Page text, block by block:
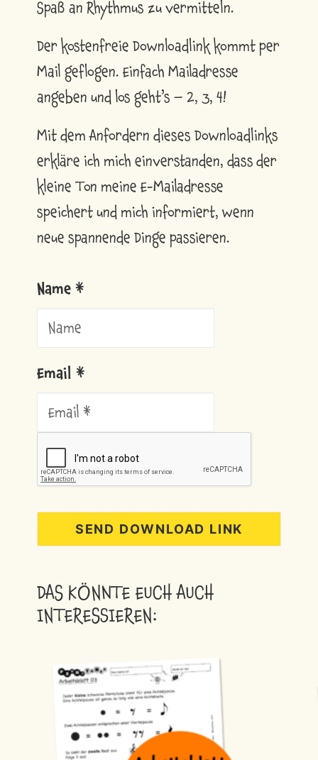
Spaß an Rhythmus zu vermitteln.
Der kostenfreie Downloadlink kommt per
Mail geflogen. Einfach Mailadresse
angeben und los geht’s – 2, 3, 4!
Mit dem Anfordern dieses Downloadlinks
erkläre ich mich einverstanden, dass der
kleine Ton meine E-Mailadresse
speichert und mich informiert, wenn
neue spannende Dinge passieren.
Name *
Email *
DAS KÖNNTE EUCH AUCH
INTERESSIEREN: